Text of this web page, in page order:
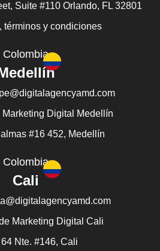
Suite #110 Orlando, FL 32801
términos y condiciones
Colombia
Digital Medellín
#16 452, Medellín
Colombia
Cali
Marketing Digital Cali
Nte. #146, Cali